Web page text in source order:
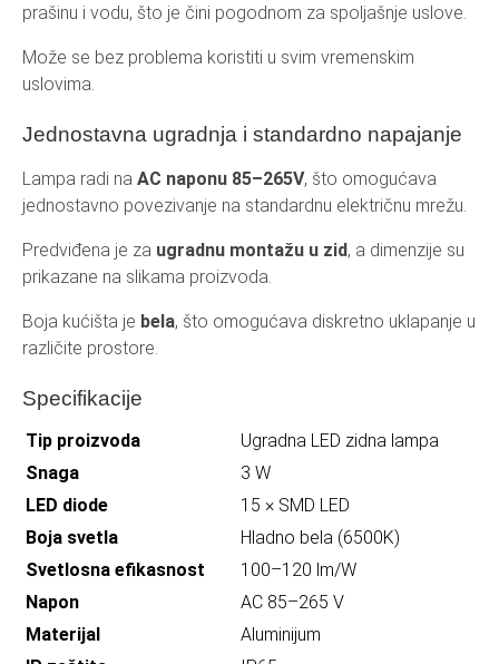
prašinu i vodu, što je čini pogodnom za spoljašnje uslove.
Može se bez problema koristiti u svim vremenskim
uslovima.
Jednostavna ugradnja i standardno napajanje
Lampa radi na AC naponu 85–265V, što omogućava
jednostavno povezivanje na standardnu električnu mrežu.
Predviđena je za ugradnu montažu u zid, a dimenzije su
prikazane na slikama proizvoda.
Boja kućišta je bela, što omogućava diskretno uklapanje u
različite prostore.
Specifikacije
Tip proizvoda
Ugradna LED zidna lampa
Snaga
3 W
LED diode
15 × SMD LED
Boja svetla
Hladno bela (6500K)
Svetlosna efikasnost
100–120 lm/W
Napon
AC 85–265 V
Materijal
Aluminijum